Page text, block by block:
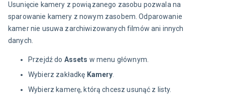
Usunięcie kamery z powiązanego zasobu pozwala na
sparowanie kamery z nowym zasobem. Odparowanie
kamer nie usuwa zarchiwizowanych filmów ani innych
danych.
Przejdź do Assets w menu głównym.
Wybierz zakładkę Kamery
Wybierz kamerę, którą chcesz usunąć z listy.